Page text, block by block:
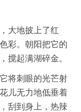
大地披上了红
彩。朝阳把它的
搅起满湖碎金。
将刺眼的光芒射
儿无力地低垂着
刮到身上，热辣